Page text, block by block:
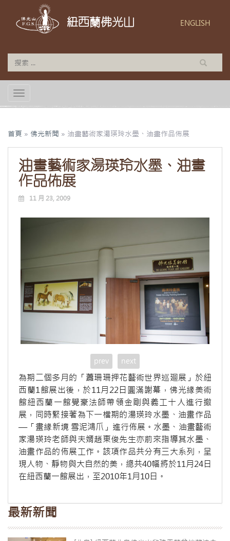
紐西蘭佛光山 ENGLISH
TOGGLE NAVIGATION
首頁 » 佛光新聞 » 油畫藝術家湯瑛玲水墨、油畫作品佈展
油畫藝術家湯瑛玲水墨、油畫
作品佈展
11 月 23, 2009
prev next
為期二個多月的「蕭珊珊押花藝術世界巡廻展」於紐
西蘭1館展出後，於11月22日圓滿謝幕，佛光緣美術
館紐西蘭一館覺豪法師帶領金剛與義工十人進行撤
展，同時緊接著為下一檔期的湯瑛玲水墨、油畫作品
—「畫緣新境 雪泥鴻爪」進行佈展。水墨、油畫藝術
家湯瑛玲老師與夫婿趙東俊先生亦前來指導其水墨、
油畫作品的佈展工作。該項作品共分有三大系列，呈
現人物、靜物與大自然的美，總共40幅將於11月24日
在紐西蘭一館展出，至2010年1月10日。
最新新聞